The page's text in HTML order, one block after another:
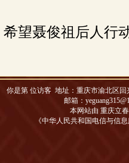
希望聂俊祖后人行
你是第 位访客 地址： 重庆市渝北区回
邮箱：
本网站由 重庆立
《中华人民共和国电信与信